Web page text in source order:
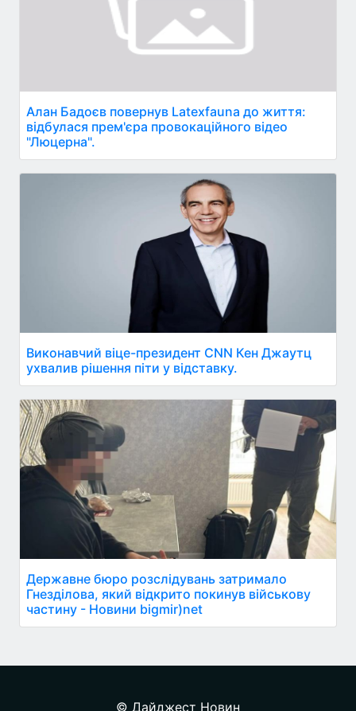
Алан Бадоєв повернув Latexfauna до життя:
відбулася прем'єра провокаційного відео
"Люцерна".
Виконавчий віце-президент CNN Кен Джаутц
ухвалив рішення піти у відставку.
Державне бюро розслідувань затримало
Гнезділова, який відкрито покинув військову
частину - Новини bigmir)net
© Дайджест Новин